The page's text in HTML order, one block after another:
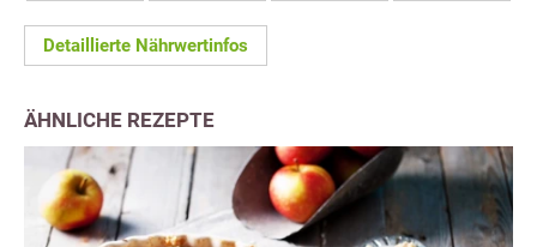
Detaillierte Nährwertinfos
ÄHNLICHE REZEPTE